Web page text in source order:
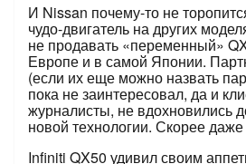
И Nissan почему-то не
чудо-двигатель на других
не продавать «переменный»
Европе и в самой Японии.
(если их еще можно назвать
пока не заинтересовал, да и
журналисты, не вдохновились
новой технологии. Скорее
Infiniti QX50 удивил своим